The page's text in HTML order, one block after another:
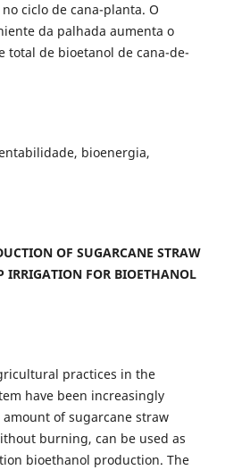
ciclo de cana-planta. O
da palhada aumenta o
total de bioetanol de cana-de-
bioenergia,
OF SUGARCANE STRAW
IRRIGATION FOR BIOETHANOL
practices in the
have been increasingly
of sugarcane straw
burning, can be used as
bioethanol production. The